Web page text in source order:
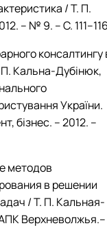
/ Т. П.
– № 9. – С.
консалтингу
П. Кальна-Дубінюк,
України.
бізнес. – 2012. –
методов
в решении
/ Т. П. Кальная-
Верхневолжья.–